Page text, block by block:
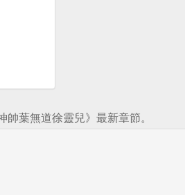
葉無道徐靈兒》最新章節。